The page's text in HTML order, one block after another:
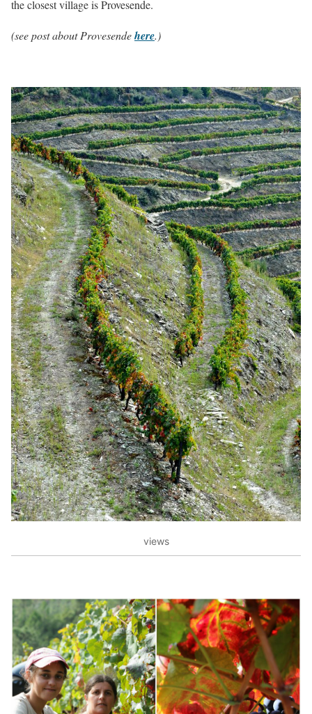
the closest village is Provesende.
(see post about Provesendehere.)
views